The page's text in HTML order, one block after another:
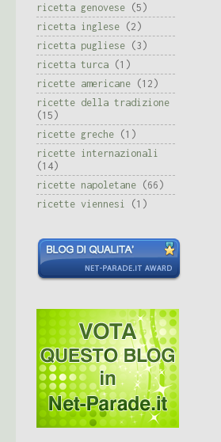
ricetta genovese (5)
ricetta inglese (2)
ricetta pugliese (3)
ricetta turca (1)
ricette americane (12)
ricette della tradizione
(15)
ricette greche (1)
ricette internazionali
(14)
ricette napoletane (66)
ricette viennesi
(1)